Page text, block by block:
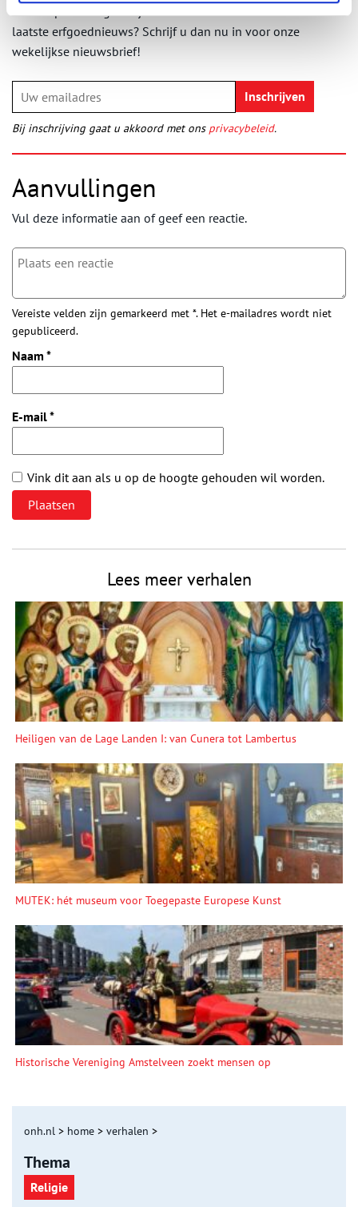
Wilt u op de hoogte blijven van de mooiste verhalen en het
laatste erfgoednieuws? Schrijf u dan nu in voor onze
wekelijkse nieuwsbrief!
Bij inschrijving gaat u akkoord met ons privacybeleid.
Aanvullingen
Vul deze informatie aan of geef een reactie.
Vereiste velden zijn gemarkeerd met *. Het e-mailadres wordt niet
gepubliceerd.
Naam *
E-mail*
Vink dit aan als u op de hoogte gehouden wil worden.
Lees meer verhalen
Heiligen van de Lage Landen I: van Cunera tot Lambertus
MUTEK: hét museum voor Toegepaste Europese Kunst
Historische Vereniging Amstelveen zoekt mensen op
onh.nl > home > verhalen >
Thema
Religie